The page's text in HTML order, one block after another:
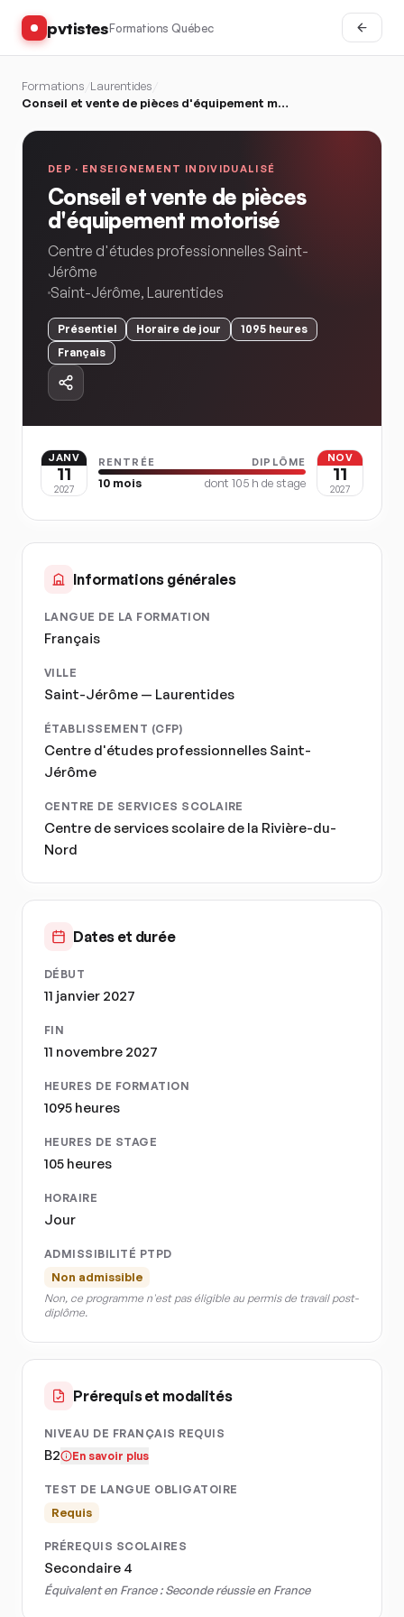
pvtistesFormations Québec
Formations Laurentides
Conseil et vente de pièces d'équipement motorisé
DEP · ENSEIGNEMENT INDIVIDUALISÉ
Conseil et vente de pièces
d'équipement motorisé
Centre d'études professionnelles Saint-
Jérôme
Saint-Jérôme, Laurentides
Présentiel Horaire de jour 1095 heures
Français
JANV
11
2027
RENTRÉE DIPLÔME
10 mois dont 105 h de stage
NOV
11
2027
Informations générales
LANGUE DE LA FORMATION
Français
VILLE
Saint-Jérôme — Laurentides
ÉTABLISSEMENT (CFP)
Centre d'études professionnelles Saint-
Jérôme
CENTRE DE SERVICES SCOLAIRE
Centre de services scolaire de la Rivière-du-
Nord
Dates et durée
DÉBUT
11 janvier 2027
FIN
11 novembre 2027
HEURES DE FORMATION
1095 heures
HEURES DE STAGE
105 heures
HORAIRE
Jour
ADMISSIBILITÉ PTPD
Non admissible
Non, ce programme n'est pas éligible au permis de travail post-
diplôme.
Prérequis et modalités
NIVEAU DE FRANÇAIS REQUIS
B2 En savoir plus
TEST DE LANGUE OBLIGATOIRE
Requis
PRÉREQUIS SCOLAIRES
Secondaire 4
Équivalent en France :Seconde réussie en France